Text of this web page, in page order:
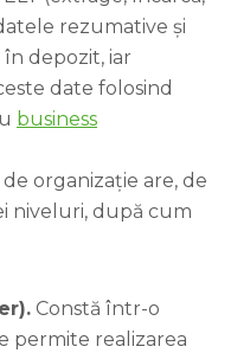
rezumative și
depozit, iar
date folosind
business
organizație are, de
niveluri, după cum
Constă într-o
permite realizarea